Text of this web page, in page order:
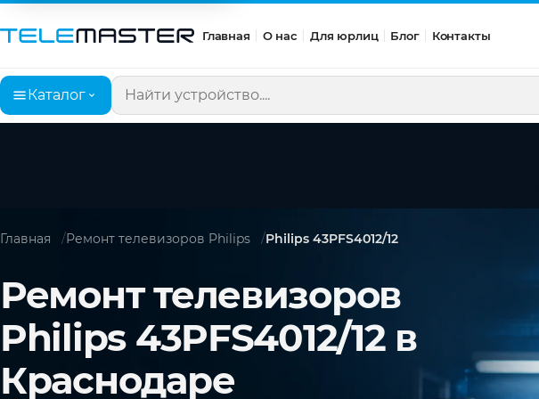
Главная О нас Для юрлиц Блог Контакты
Каталог
Поиск по сайту
Главная Ремонт телевизоров Philips Philips 43PFS4012/12
Ремонт телевизоров
Philips 43PFS4012/12 в
Краснодаре